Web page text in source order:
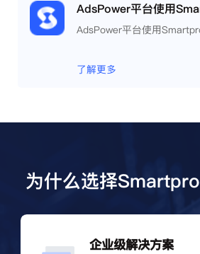
AdsPower平台使用
AdsPower平台使用
了解更多
为什么选择
企业级解决方案